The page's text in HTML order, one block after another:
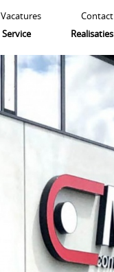
Vacatures
Contact
Service Realisaties